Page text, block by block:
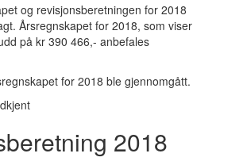
og revisjonsberetningen for 2018
Årsregnskapet for 2018, som viser
på kr 390 466,- anbefales
for 2018 ble gjennomgått.
2018